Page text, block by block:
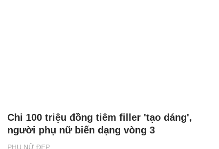
PHỤ NỮ ĐẸP
Chi 100 triệu đồng tiêm filler 'tạo dáng',
người phụ nữ biến dạng vòng 3